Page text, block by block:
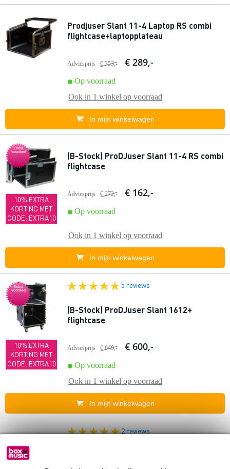
Prodjuser Slant 11-4 Laptop RS combi
flightcase+laptopplateau
Adviesprijs € 353,- € 289,-
Op voorraad
Ook in 1 winkel op voorraad
In mijn winkelwagen
Extra
voordeel
10% EXTRA
KORTING MET
CODE: EXTRA10
(B-Stock) ProDJuser Slant 11-4 RS combi
flightcase
Adviesprijs € 272,- € 162,-
Op voorraad
Ook in 1 winkel op voorraad
In mijn winkelwagen
Extra
voordeel
10% EXTRA
KORTING MET
CODE: EXTRA10
5 reviews
(B-Stock) ProDJuser Slant 1612+
flightcase
Adviesprijs € 649,- € 600,-
Op voorraad
Ook in 1 winkel op voorraad
In mijn winkelwagen
2 reviews
flightcase